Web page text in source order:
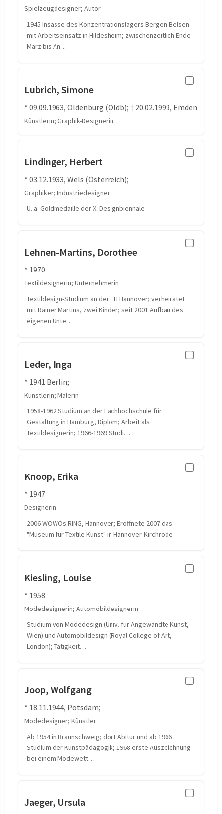
Spielzeugdesigner; Autor
1945 Insasse des Konzentrationslagers Bergen-Belsen
mit Arbeitseinsatz in Hildesheim; zwischenzeitlich Ende
März bis An…
Lubrich, Simone
* 09.09.1963, Oldenburg (Oldb); † 20.02.1999, Emden
Künstlerin; Graphik-Designerin
Lindinger, Herbert
* 03.12.1933, Wels (Österreich);
Graphiker; Industriedesigner
U. a. Goldmedaille der X. Designbiennale
Lehnen-Martins, Dorothee
* 1970
Textildesignerin; Unternehmerin
Textildesign-Studium an der FH Hannover; verheiratet
mit Rainer Martins, zwei Kinder; seit 2001 Aufbau des
eigenen Unte…
Leder, Inga
* 1941 Berlin;
Künstlerin; Malerin
1958-1962 Studium an der Fachhochschule für
Gestaltung in Hamburg, Diplom; Arbeit als
Textildesignerin; 1966-1969 Studi…
Knoop, Erika
* 1947
Designerin
2006 WOWOs RING, Hannover; Eröffnete 2007 das
"Museum für Textile Kunst" in Hannover-Kirchrode
Kiesling, Louise
* 1958
Modedesignerin; Automobildesignerin
Studium von Modedesign (Univ. für Angewandte Kunst,
Wien) und Automobildesign (Royal College of Art,
London); Tätigkeit…
Joop, Wolfgang
* 18.11.1944, Potsdam;
Modedesigner; Künstler
Ab 1954 in Braunschweig; dort Abitur und ab 1966
Studium der Kunstpädagogik; 1968 erste Auszeichnung
bei einem Modewett…
Jaeger, Ursula